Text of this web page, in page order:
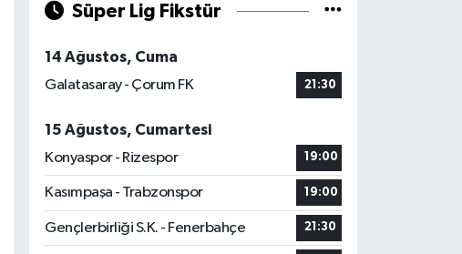
Süper Lig Fikstür
14 Ağustos, Cuma
Galatasaray - Çorum FK
21:30
15 Ağustos, Cumartesi
Konyaspor - Rizespor
19:00
Kasımpaşa - Trabzonspor 19:00
Gençlerbirliği S.K. - Fenerbahçe 21:30